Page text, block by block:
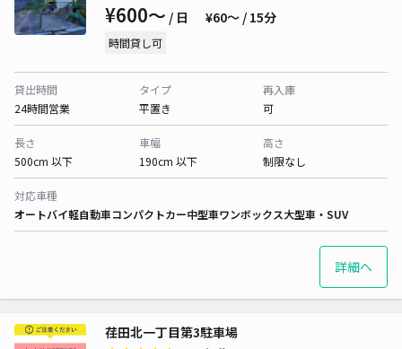
¥600〜 / 日 ¥60〜 / 15分
時間貸し可
貸出時間
24時間営業
タイプ
平置き
再入庫
可
長さ
500cm 以下
車幅
190cm 以下
高さ
制限なし
対応車種
オートバイ軽自動車コンパクトカー中型車ワンボックス大型車・SUV
詳細へ
荏田北一丁目第3駐車場